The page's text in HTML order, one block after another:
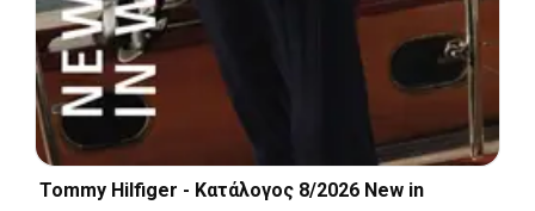
Tommy Hilfiger - Kατάλογος 8/2026 New in